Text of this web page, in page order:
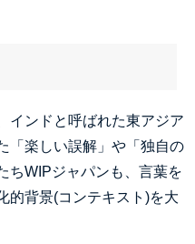
インドと呼ばれた東アジア
「楽しい誤解」や「独自の
ちWIPジャパンも、言葉を
的背景(コンテキスト)を大